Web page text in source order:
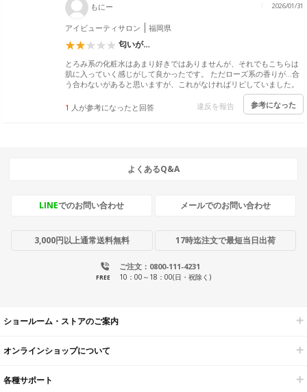
もにー 2026/01/31
アイビューティサロン 福岡県
匂いが…
とろみ系の化粧水はあまり好きではありませんが、それでもこちらは
肌に入っていく感じがして良かったです。 ただローズ系の香りが…合
う合わないがあると思いますが、これがなければリピしていました。
1 人が参考になったと回答 違反を報告 参考になった
よくあるQ&A
LINEでのお問い合わせ メールでのお問い合わせ
3,000円以上通常送料無料 17時迄注文で最短当日出荷
ご注文：0800-111-4231
FREE 10：00～18：00(日・祝除く)
ショールーム・ストアのご案内
オンラインショップについて
各種サポート